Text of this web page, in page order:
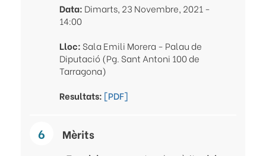
Data: Dimarts, 23 Novembre, 2021 -
14:00
Lloc: Sala Emili Morera - Palau de
Diputació (Pg. Sant Antoni 100 de
Tarragona)
Resultats: [PDF]
Mèrits